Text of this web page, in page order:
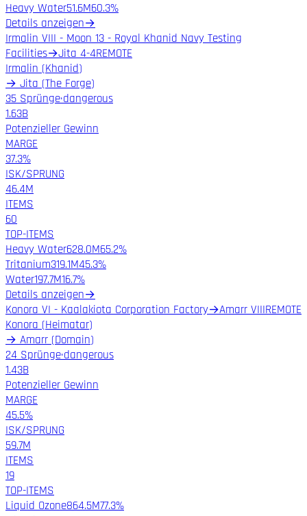
Heavy Water51.6M60.3%
Details anzeigen→
Irmalin VIII - Moon 13 - Royal Khanid Navy Testing
Facilities→Jita 4-4REMOTE
Irmalin (Khanid)
→ Jita (The Forge)
35 Sprünge·dangerous
1.63B
Potenzieller Gewinn
MARGE
37.3%
ISK/SPRUNG
46.4M
ITEMS
60
TOP-ITEMS
Heavy Water628.0M65.2%
Tritanium319.1M45.3%
Water197.7M16.7%
Details anzeigen→
Konora VI - Kaalakiota Corporation Factory→Amarr VIIIREMOTE
Konora (Heimatar)
→ Amarr (Domain)
24 Sprünge·dangerous
1.43B
Potenzieller Gewinn
MARGE
45.5%
ISK/SPRUNG
59.7M
ITEMS
19
TOP-ITEMS
Liquid Ozone864.5M77.3%